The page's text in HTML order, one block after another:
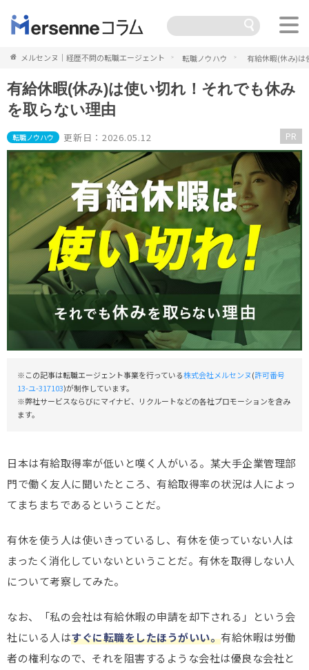
メルセンヌ｜経歴不問の転職エージェント 転職ノウハウ 有給休暇(休み)は
有給休暇(休み)は使い切れ！それでも休み
を取らない理由
転職ノウハウ 更新日：2026.05.12 PR
※この記事は転職エージェント事業を行っている株式会社メルセンヌ(許可番号
13-ユ-317103)が制作しています。
※弊社サービスならびにマイナビ、リクルートなどの各社プロモーションを含み
ます。
日本は有給取得率が低いと嘆く人がいる。某大手企業管理部
門で働く友人に聞いたところ、有給取得率の状況は人によっ
てまちまちであるということだ。
有休を使う人は使いきっているし、有休を使っていない人は
まったく消化していないということだ。有休を取得しない人
について考察してみた。
なお、「私の会社は有給休暇の申請を却下される」という会
社にいる人はすぐに転職をしたほうがいい。有給休暇は労働
者の権利なので、それを阻害するような会社は優良な会社と